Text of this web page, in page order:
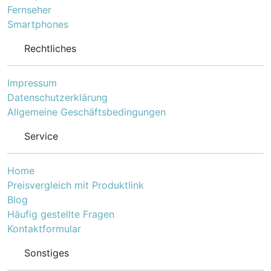
Fernseher
Smartphones
Rechtliches
Impressum
Datenschutzerklärung
Allgemeine Geschäftsbedingungen
Service
Home
Preisvergleich mit Produktlink
Blog
Häufig gestellte Fragen
Kontaktformular
Sonstiges